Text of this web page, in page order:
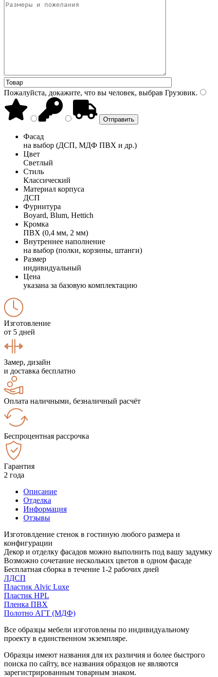
Пожалуйста, докажите, что вы человек, выбрав Грузовик.
Фасад
на выбор (ДСП, МДФ ПВХ и др.)
Цвет
Светлый
Стиль
Классический
Материал корпуса
ДСП
Фурнитура
Boyard, Blum, Hettich
Кромка
ПВХ (0,4 мм, 2 мм)
Внутреннее наполнение
на выбор (полки, корзины, штанги)
Размер
индивидуальный
Цена
указана за базовую комплектацию
Изготовление
от 5 дней
Замер, дизайн
и доставка бесплатно
Оплата наличными, безналичный расчёт
Беспроцентная рассрочка
Гарантия
2 года
Описание
Отделка
Информация
Отзывы
Изготовлдение стенок в гостиную любого размера и
конфигурации
Декор и отделку фасадов можно выполнить под вашу задумку
Возможно сочетание нескольких цветов в одном фасаде
Бесплатная сборка в течение 1-2 рабочих дней
ЛДСП
Пластик Alvic Luxe
Пластик HPL
Пленка ПВХ
Полотно АГТ (МДФ)
Все образцы мебели изготовлены по индивидуальному
проекту в единственном экземпляре.
Образцы имеют названия для их различия и более быстрого
поиска по сайту, все названия образцов не являются
зарегистрированным товарным знаком.